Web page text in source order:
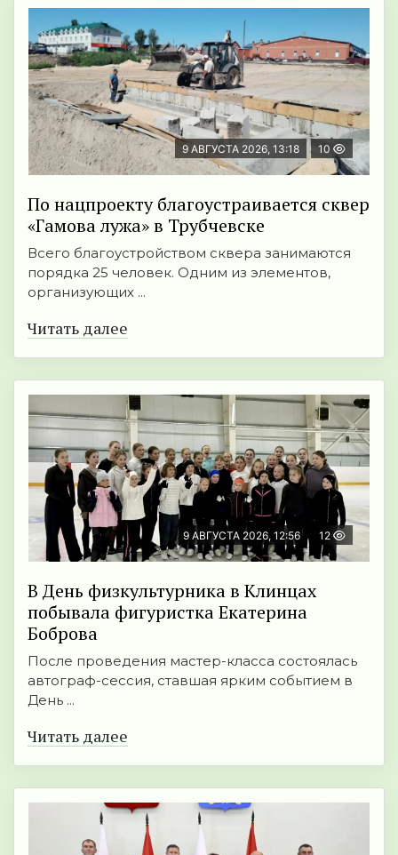
9 АВГУСТА 2026, 13:18 10
По нацпроекту благоустраивается сквер
«Гамова лужа» в Трубчевске
Всего благоустройством сквера занимаются
порядка 25 человек. Одним из элементов,
организующих ...
Читать далее
9 АВГУСТА 2026, 12:56 12
В День физкультурника в Клинцах
побывала фигуристка Екатерина
Боброва
После проведения мастер-класса состоялась
автограф-сессия, ставшая ярким событием в
День ...
Читать далее